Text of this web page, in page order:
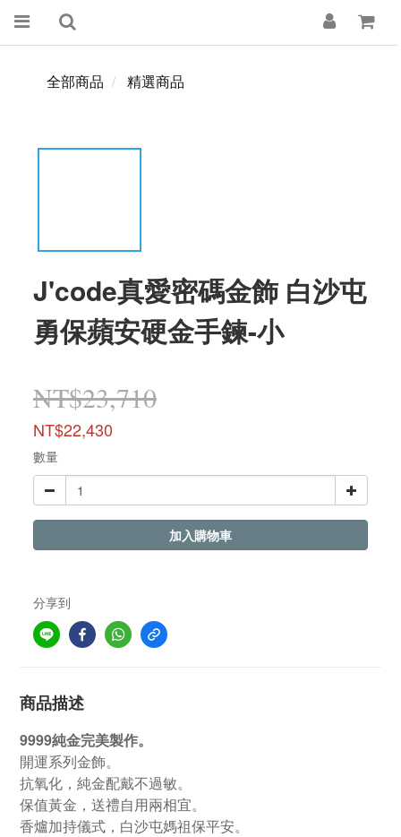
全部商品 精選商品
J'code真愛密碼金飾 白沙屯
勇保蘋安硬金手鍊-小
NT$23,710
NT$22,430
數量
加入購物車
分享到
商品描述
9999純金完美製作。
開運系列金飾。
抗氧化，純金配戴不過敏。
保值黃金，送禮自用兩相宜。
香爐加持儀式，白沙屯媽祖保平安。